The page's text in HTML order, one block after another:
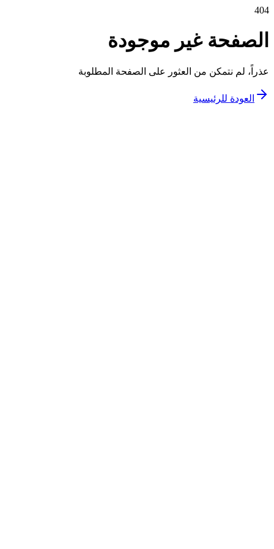
404
الصفحة غير موجودة
عذراً، لم نتمكن من العثور على الصفحة المطلوبة
العودة للرئيسية